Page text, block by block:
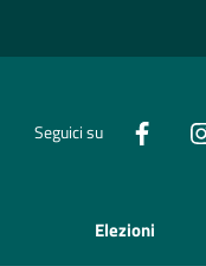
Seguici su
Elezioni